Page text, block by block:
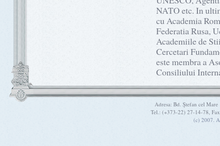
NATO etc. In
cu Academia
Federatia Rusa,
Academiile de
Cercetari
este membra a
Consiliului
Adresa: Bd. Ştefan cel
Tel.: (+373-22) 27-14-78,
(c) 2007.